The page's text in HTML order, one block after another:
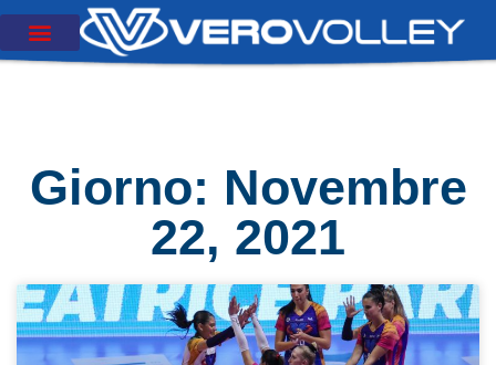
Giorno: Novembre
22, 2021